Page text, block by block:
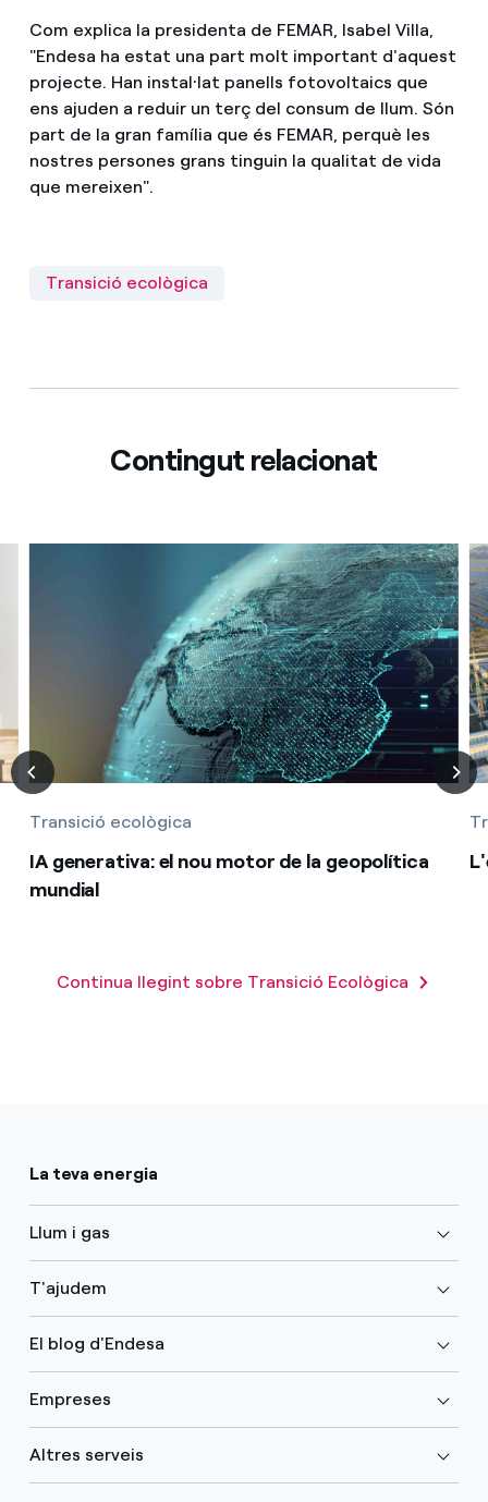
Com explica la presidenta de FEMAR, Isabel Villa,
"Endesa ha estat una part molt important d'aquest
projecte. Han instal·lat panells fotovoltaics que
ens ajuden a reduir un terç del consum de llum. Són
part de la gran família que és FEMAR, perquè les
nostres persones grans tinguin la qualitat de vida
que mereixen".
Transició ecològica
Contingut relacionat
Transició ecològica
IA generativa: el nou motor de la geopolítica
mundial
Continua llegint sobre Transició Ecològica
La teva energia
Llum i gas
T'ajudem
El blog d'Endesa
Empreses
Altres serveis